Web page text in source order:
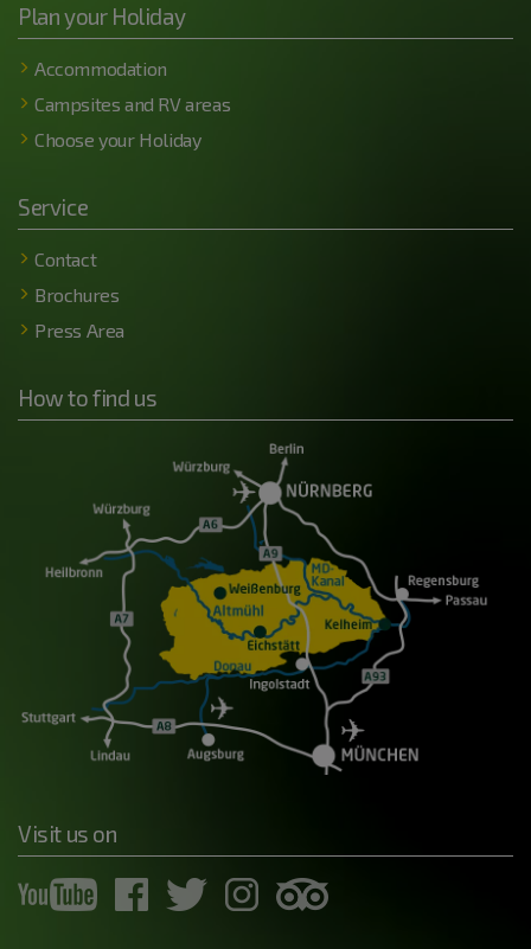
Plan your Holiday
Accommodation
Campsites and RV areas
Choose your Holiday
Service
Contact
Brochures
Press Area
How to find us
Visit us on